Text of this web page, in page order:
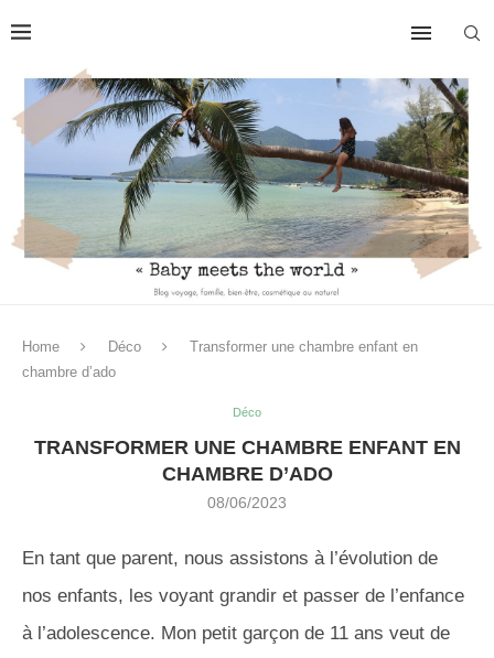
Home Déco
Transformer une chambre enfant en
chambre d’ado
Déco
TRANSFORMER UNE CHAMBRE ENFANT EN
CHAMBRE D’ADO
08/06/2023
En tant que parent, nous assistons à l’évolution de
nos enfants, les voyant grandir et passer de l’enfance
à l’adolescence. Mon petit garçon de 11 ans veut de